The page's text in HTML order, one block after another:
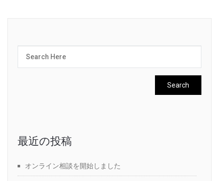
最近の投稿
オンライン相談を開始しました